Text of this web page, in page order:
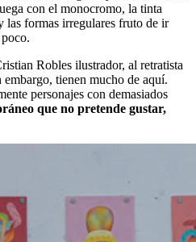
con el monocromo, la tinta
las formas irregulares fruto de ir
Robles ilustrador, al retratista
tienen mucho de aquí.
personajes con demasiados
que no pretende gustar,